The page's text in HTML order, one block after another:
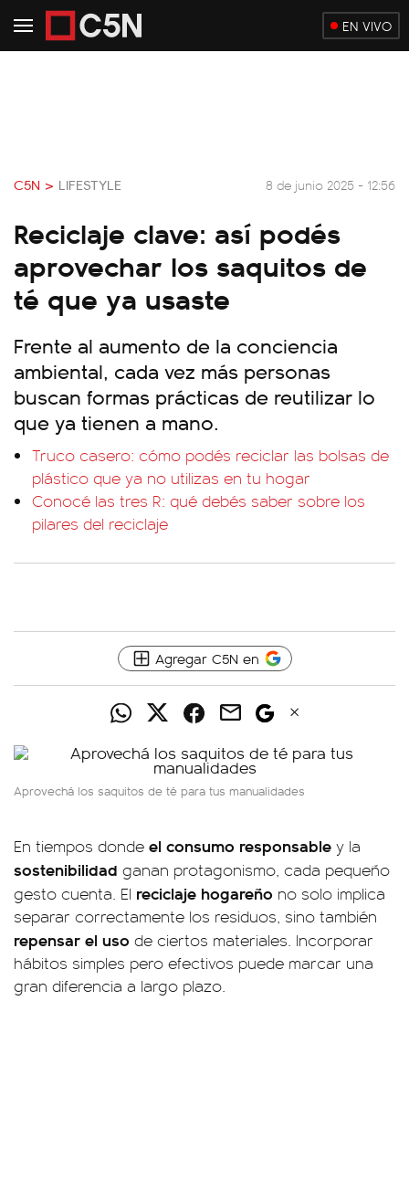
EN VIVO
C5N > LIFESTYLE 8 de junio 2025 - 12:56
Reciclaje clave: así podés
aprovechar los saquitos de
té que ya usaste
Frente al aumento de la conciencia
ambiental, cada vez más personas
buscan formas prácticas de reutilizar lo
que ya tienen a mano.
Truco casero: cómo podés reciclar las bolsas de
plástico que ya no utilizas en tu hogar
Conocé las tres R: qué debés saber sobre los
pilares del reciclaje
Agregar C5N en
Aprovechá los saquitos de té para tus manualidades
En tiempos donde el consumo responsable y la
sostenibilidad ganan protagonismo, cada pequeño
gesto cuenta. El reciclaje hogareño no solo implica
separar correctamente los residuos, sino también
repensar el uso de ciertos materiales. Incorporar
hábitos simples pero efectivos puede marcar una
gran diferencia a largo plazo.